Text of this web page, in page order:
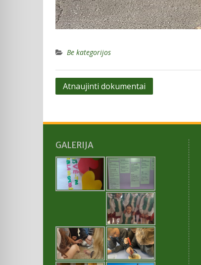
Be kategorijos
Navigacija
Atnaujinti dokumentai
GALERIJA